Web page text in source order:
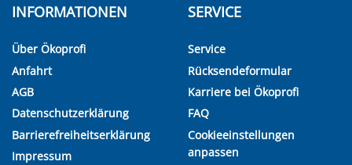
INFORMATIONEN
Über Ökoprofi
Anfahrt
AGB
Datenschutzerklärung
Barrierefreiheitserklärung
Impressum
SERVICE
Service
Rücksendeformular
Karriere bei Ökoprofi
FAQ
Cookieeinstellungen
anpassen